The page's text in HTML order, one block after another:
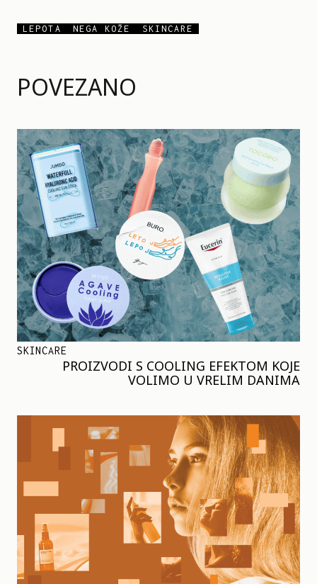
POVEZANO
SKINCARE
PROIZVODI S COOLING EFEKTOM KOJE
VOLIMO U VRELIM DANIMA
LEPOTA NEGA KOŽE SKINCARE